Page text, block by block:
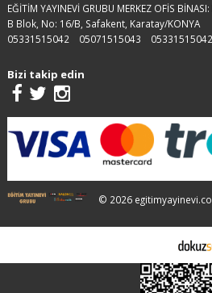
EĞİTİM YAYINEVİ GRUBU MERKEZ OFİS
B Blok, No: 16/B, Safakent, Karatay/KONYA
05331515042
05071515043 05331515042
Bizi takip edin
© 2026